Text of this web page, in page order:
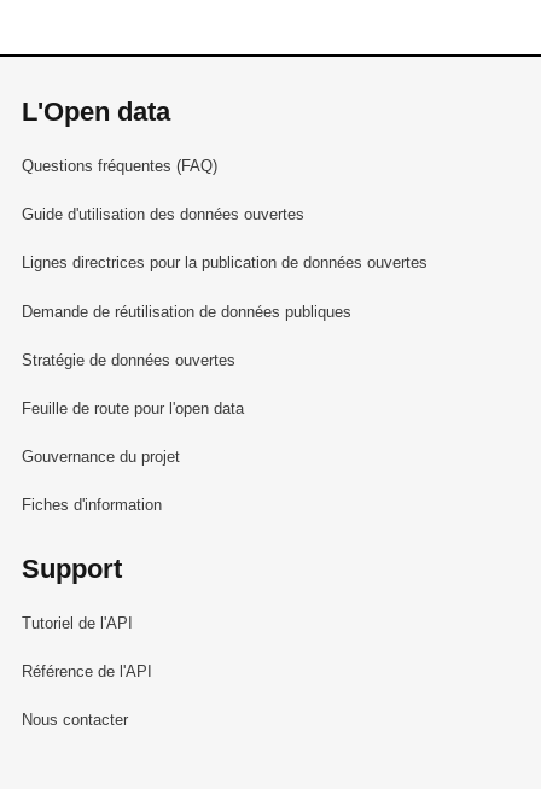
L'Open data
Questions fréquentes (FAQ)
Guide d'utilisation des données ouvertes
Lignes directrices pour la publication de données ouvertes
Demande de réutilisation de données publiques
Stratégie de données ouvertes
Feuille de route pour l'open data
Gouvernance du projet
Fiches d'information
Support
Tutoriel de l'API
Référence de l'API
Nous contacter